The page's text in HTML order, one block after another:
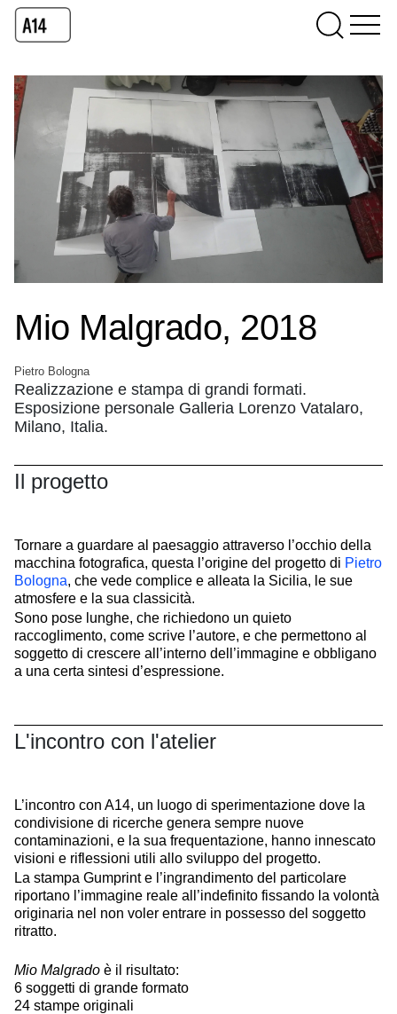
Mio Malgrado, 2018
Pietro Bologna
Realizzazione e stampa di grandi formati.
Esposizione personale Galleria Lorenzo Vatalaro,
Milano, Italia.
Il progetto
Tornare a guardare al paesaggio attraverso l’occhio della
macchina fotografica, questa l’origine del progetto di Pietro
Bologna, che vede complice e alleata la Sicilia, le sue
atmosfere e la sua classicità.
Sono pose lunghe, che richiedono un quieto
raccoglimento, come scrive l’autore, e che permettono al
soggetto di crescere all’interno dell’immagine e obbligano
a una certa sintesi d’espressione.
L'incontro con l'atelier
L’incontro con A14, un luogo di sperimentazione dove la
condivisione di ricerche genera sempre nuove
contaminazioni, e la sua frequentazione, hanno innescato
visioni e riflessioni utili allo sviluppo del progetto.
La stampa Gumprint e l’ingrandimento del particolare
riportano l’immagine reale all’indefinito fissando la volontà
originaria nel non voler entrare in possesso del soggetto
ritratto.
Mio Malgrado è il risultato:
6 soggetti di grande formato
24 stampe originali